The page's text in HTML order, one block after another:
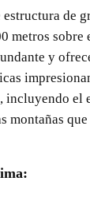
de
metros sobre
y
incluyendo el
montañas